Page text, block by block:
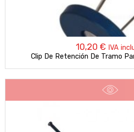
10,20 € IVA
Clip De Retención De Tramo